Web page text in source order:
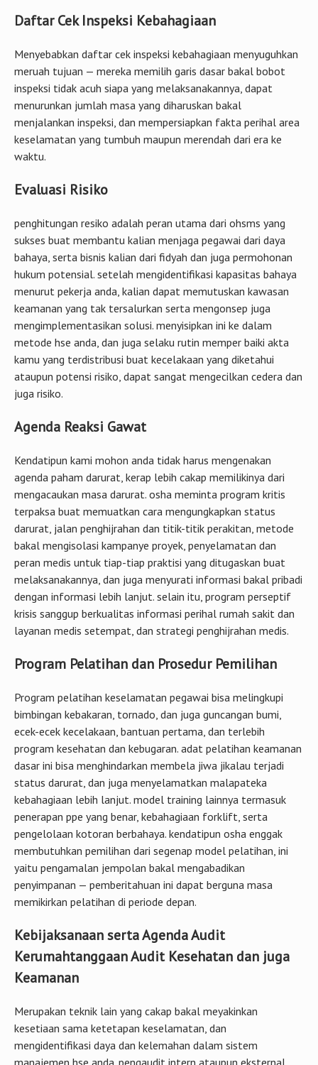
Daftar Cek Inspeksi Kebahagiaan
Menyebabkan daftar cek inspeksi kebahagiaan menyuguhkan
meruah tujuan — mereka memilih garis dasar bakal bobot
inspeksi tidak acuh siapa yang melaksanakannya, dapat
menurunkan jumlah masa yang diharuskan bakal
menjalankan inspeksi, dan mempersiapkan fakta perihal area
keselamatan yang tumbuh maupun merendah dari era ke
waktu.
Evaluasi Risiko
penghitungan resiko adalah peran utama dari ohsms yang
sukses buat membantu kalian menjaga pegawai dari daya
bahaya, serta bisnis kalian dari fidyah dan juga permohonan
hukum potensial. setelah mengidentifikasi kapasitas bahaya
menurut pekerja anda, kalian dapat memutuskan kawasan
keamanan yang tak tersalurkan serta mengonsep juga
mengimplementasikan solusi. menyisipkan ini ke dalam
metode hse anda, dan juga selaku rutin memper baiki akta
kamu yang terdistribusi buat kecelakaan yang diketahui
ataupun potensi risiko, dapat sangat mengecilkan cedera dan
juga risiko.
Agenda Reaksi Gawat
Kendatipun kami mohon anda tidak harus mengenakan
agenda paham darurat, kerap lebih cakap memilikinya dari
mengacaukan masa darurat. osha meminta program kritis
terpaksa buat memuatkan cara mengungkapkan status
darurat, jalan penghijrahan dan titik-titik perakitan, metode
bakal mengisolasi kampanye proyek, penyelamatan dan
peran medis untuk tiap-tiap praktisi yang ditugaskan buat
melaksanakannya, dan juga menyurati informasi bakal pribadi
dengan informasi lebih lanjut. selain itu, program perseptif
krisis sanggup berkualitas informasi perihal rumah sakit dan
layanan medis setempat, dan strategi penghijrahan medis.
Program Pelatihan dan Prosedur Pemilihan
Program pelatihan keselamatan pegawai bisa melingkupi
bimbingan kebakaran, tornado, dan juga guncangan bumi,
ecek-ecek kecelakaan, bantuan pertama, dan terlebih
program kesehatan dan kebugaran. adat pelatihan keamanan
dasar ini bisa menghindarkan membela jiwa jikalau terjadi
status darurat, dan juga menyelamatkan malapateka
kebahagiaan lebih lanjut. model training lainnya termasuk
penerapan ppe yang benar, kebahagiaan forklift, serta
pengelolaan kotoran berbahaya. kendatipun osha enggak
membutuhkan pemilihan dari segenap model pelatihan, ini
yaitu pengamalan jempolan bakal mengabadikan
penyimpanan — pemberitahuan ini dapat berguna masa
memikirkan pelatihan di periode depan.
Kebijaksanaan serta Agenda Audit
Kerumahtanggaan Audit Kesehatan dan juga
Keamanan
Merupakan teknik lain yang cakap bakal meyakinkan
kesetiaan sama ketetapan keselamatan, dan
mengidentifikasi daya dan kelemahan dalam sistem